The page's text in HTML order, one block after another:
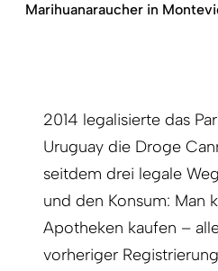
Marihuanaraucher in
2014 legalisierte das
Uruguay die Droge
seitdem drei legale
und den Konsum: Man
Apotheken kaufen –
vorheriger